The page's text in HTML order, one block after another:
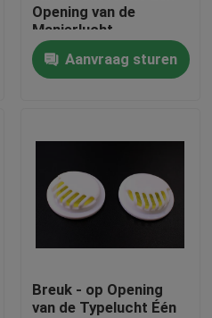
Opening van de
Manierlucht
Aanvraag sturen
Breuk - op Opening
van de Typelucht Één